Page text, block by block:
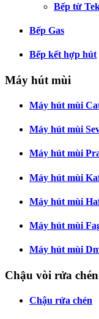
Bếp từ
Bếp Gas
Bếp kết hợp hút
Máy hút mùi
Máy hút mùi
Máy hút mùi
Máy hút mùi
Máy hút mùi
Máy hút mùi
Máy hút mùi
Máy hút mùi
Chậu vòi rửa chén
Chậu rửa chén